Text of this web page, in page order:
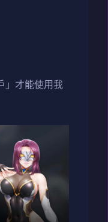
」才能使用我